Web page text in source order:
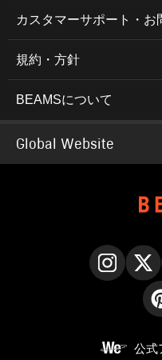
カスタマーサポート・お
規約・方針
BEAMSについて
Global Website
公式